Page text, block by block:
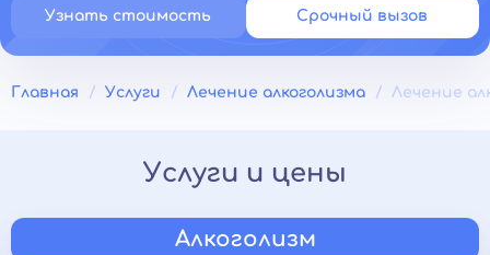
Узнать стоимость Срочный вызов
Главная Услуги Лечение алкоголизма Лечение
Услуги и цены
Алкоголизм